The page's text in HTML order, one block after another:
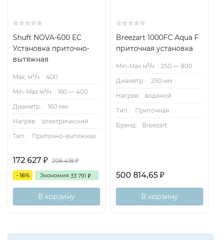
Shuft NOVA-600 EC
Установка приточно-
вытяжная
Max, м³/ч:
400
Min-Max м³/ч:
160 — 400
Диаметр.:
160 мм
Нагрев:
электрический
Тип.:
Приточно-вытяжная
172 627 ₽ 206 418₽
- 16% Экономия 33 791 ₽
В корзину
Breezart 1000FC Aqua F
приточная установка
Min-Max м³/ч:
250 — 800
Диаметр.:
250 мм
Нагрев:
водяной
Тип.:
Приточная
Бренд:
Breezart
500 814,65 ₽
В корзину